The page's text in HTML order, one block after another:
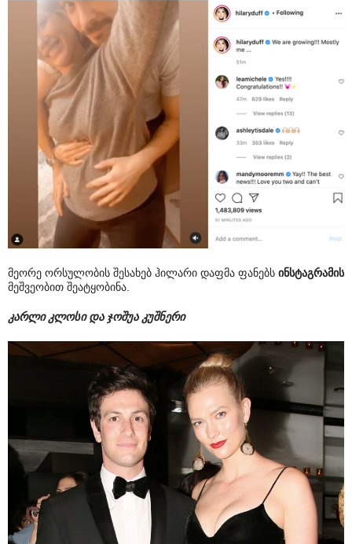
მეორე ორსულობის შესახებ ჰილარი დაფმა ფანებს ინსტაგრამის
მეშვეობით შეატყობინა.
კარლი კლოსი და ჯოშუა კუშნერი